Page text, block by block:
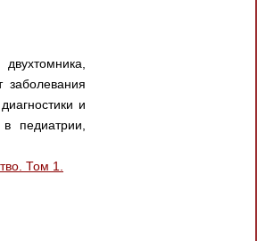
заболевания
и
педиатрии,
Том 1.